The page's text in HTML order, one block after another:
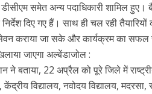
समेत अन्य पदाधिकारी शामिल
दिए गए हैं। साथ ही चल रही तैयारियों
कराया जा सके और कार्यक्रम का
जाएगा अल्बेंडाजोल :
ने बताया, 22 अप्रैल को पूरे जिले में
विद्यालय, नवोदय विद्यालय,